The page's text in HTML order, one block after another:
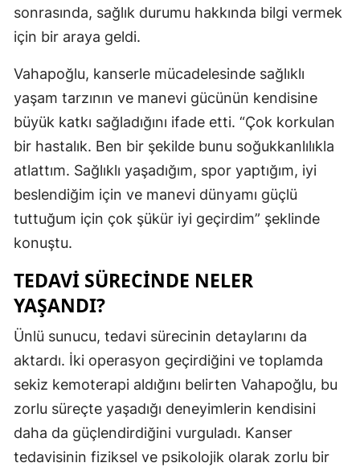
Mersin
İstanbul
Kars
Kastamonu
Kocaeli
Konya
Malatya
sonrasında, sağlık durumu hakkında bilgi vermek
için bir araya geldi.
Vahapoğlu, kanserle mücadelesinde sağlıklı
yaşam tarzının ve manevi gücünün kendisine
büyük katkı sağladığını ifade etti. “Çok korkulan
bir hastalık. Ben bir şekilde bunu soğukkanlılıkla
atlattım. Sağlıklı yaşadığım, spor yaptığım, iyi
beslendiğim için ve manevi dünyamı güçlü
tuttuğum için çok şükür iyi geçirdim” şeklinde
konuştu.
TEDAVI SÜRECINDE NELER
YAŞANDI?
Ünlü sunucu, tedavi sürecinin detaylarını da
aktardı. İki operasyon geçirdiğini ve toplamda
sekiz kemoterapi aldığını belirten Vahapoğlu, bu
zorlu süreçte yaşadığı deneyimlerin kendisini
daha da güçlendirdiğini vurguladı. Kanser
tedavisinin fiziksel ve psikolojik olarak zorlu bir